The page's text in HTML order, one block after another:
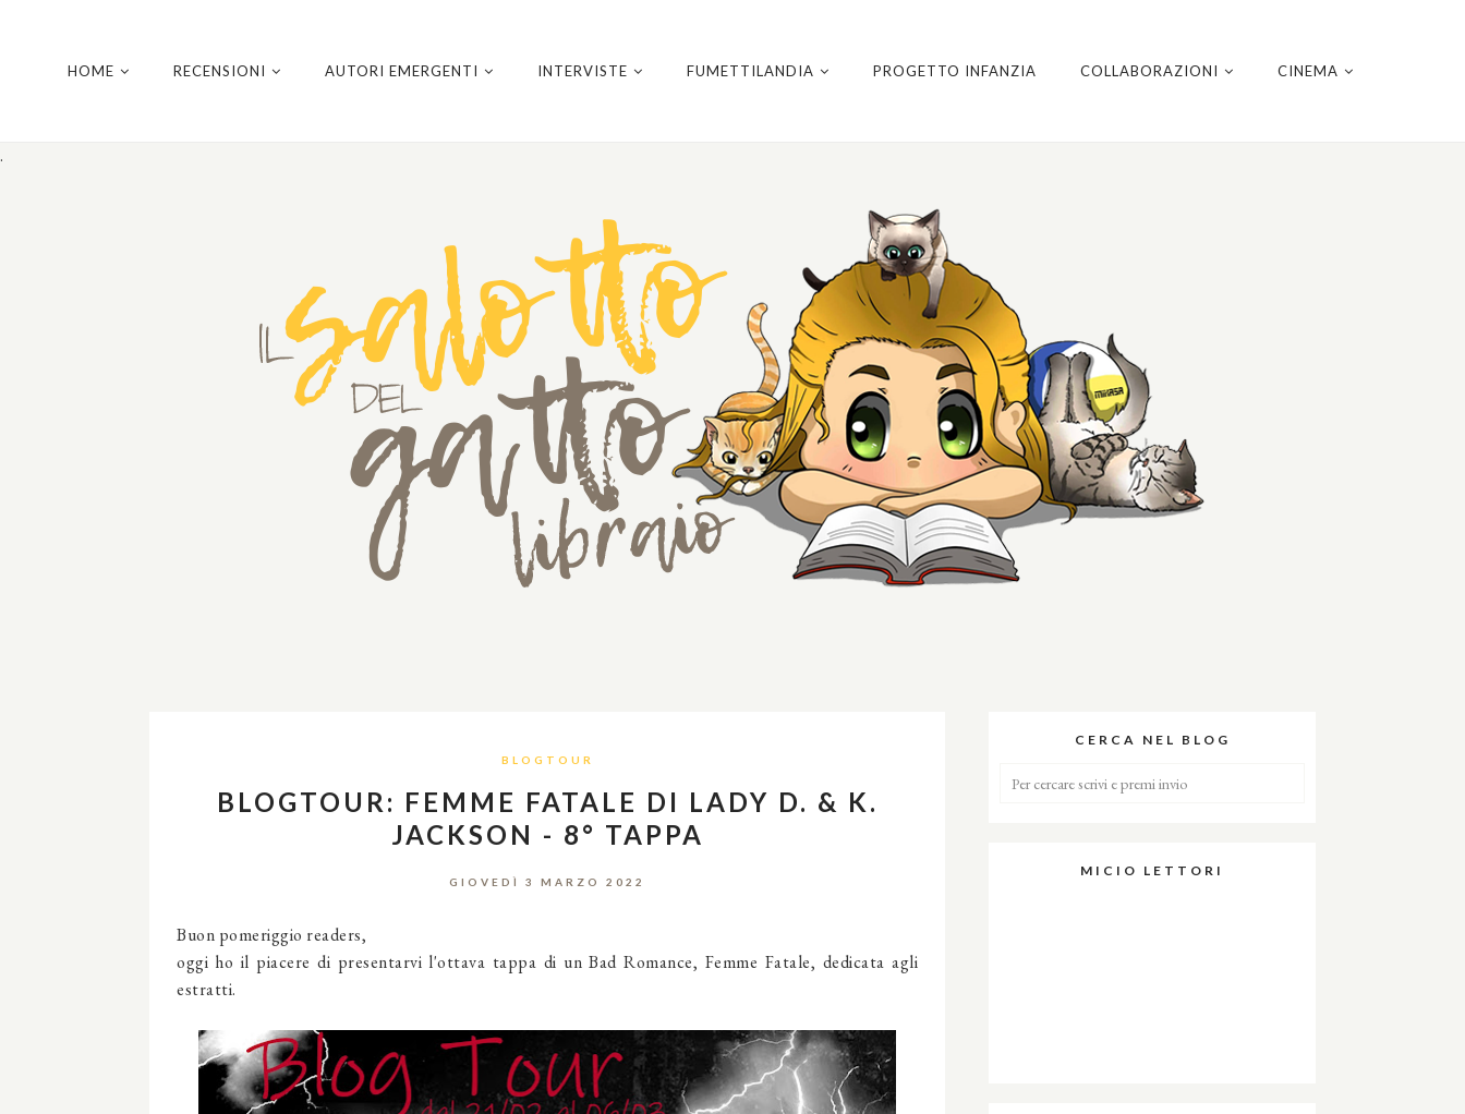
.
HOME RECENSIONI AUTORI EMERGENTI INTERVISTE FUMETTILANDIA PROGETTO INFANZIA COLLABORAZIONI CINEMA
BLOGTOUR
BLOGTOUR: FEMME FATALE DI LADY D. & K.
JACKSON - 8° TAPPA
GIOVEDÌ 3 MARZO 2022
Buon pomeriggio readers,
oggi ho il piacere di presentarvi l'ottava tappa di un Bad Romance, Femme Fatale, dedicata agli
estratti.
CERCA NEL BLOG
MICIO LETTORI